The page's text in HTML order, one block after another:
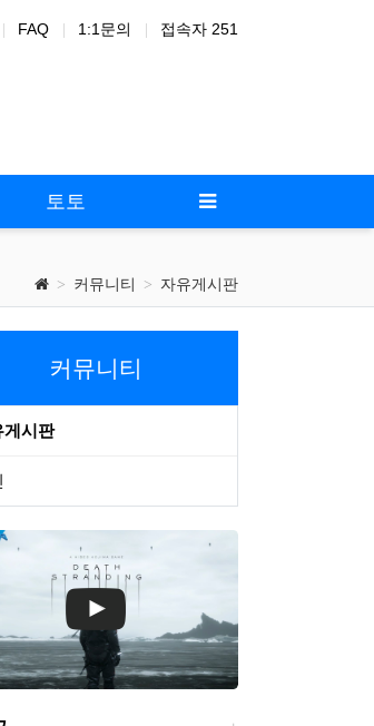
FAQ 1:1문의 접속자 251
토토
커뮤니티 자유게시판
커뮤니티
게시판